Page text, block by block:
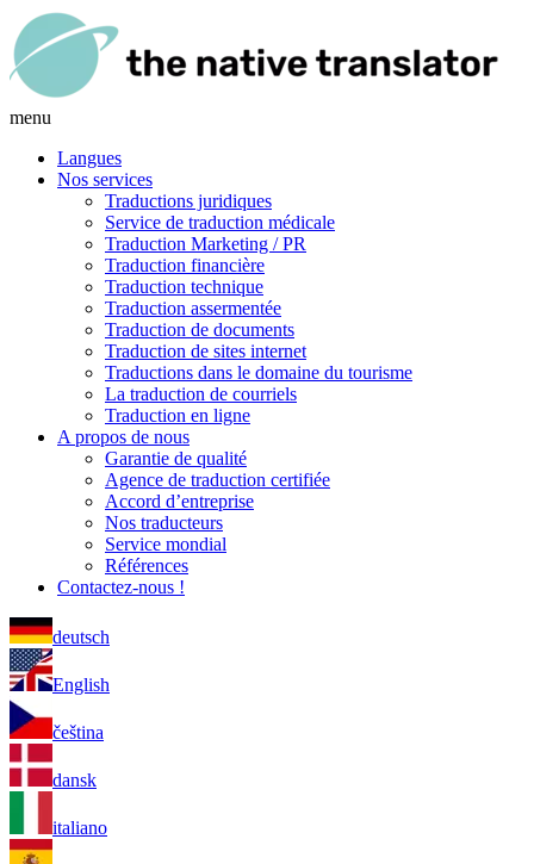
menu
Langues
Nos services
Traductions juridiques
Service de traduction médicale
Traduction Marketing / PR
Traduction financière
Traduction technique
Traduction assermentée
Traduction de documents
Traduction de sites internet
Traductions dans le domaine du tourisme
La traduction de courriels
Traduction en ligne
A propos de nous
Garantie de qualité
Agence de traduction certifiée
Accord d’entreprise
Nos traducteurs
Service mondial
Références
Contactez-nous !
deutsch
English
čeština
dansk
italiano